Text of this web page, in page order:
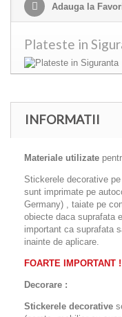
Adauga la
Plateste in
INFORMATII
Materiale utilizate
Stickerele decorative
sunt imprimate pe
Germany) , taiate pe
obiecte daca suprafata
important ca suprafata
inainte de aplicare.
FOARTE IMPORTANT
Decorare :
Stickerele decorative